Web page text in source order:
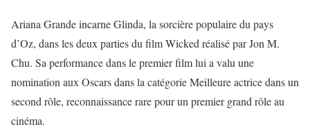
Ariana Grande incarne Glinda, la sorcière populaire du pays
d’Oz, dans les deux parties du film Wicked réalisé par Jon M.
Chu. Sa performance dans le premier film lui a valu une
nomination aux Oscars dans la catégorie Meilleure actrice dans un
second rôle, reconnaissance rare pour un premier grand rôle au
cinéma.